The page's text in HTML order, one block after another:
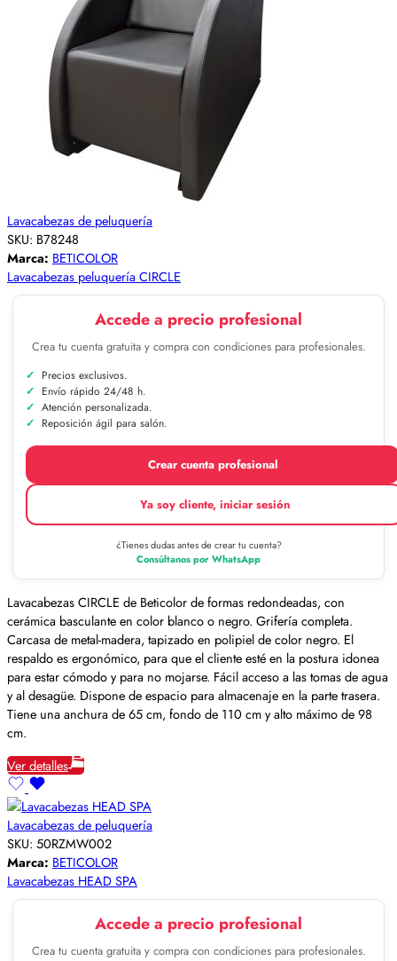
Lavacabezas de peluquería
SKU: B78248
Marca: BETICOLOR
Lavacabezas peluquería CIRCLE
Accede a precio profesional
Crea tu cuenta gratuita y compra con condiciones para profesionales.
Precios exclusivos.
Envío rápido 24/48 h.
Atención personalizada.
Reposición ágil para salón.
Crear cuenta profesional
Ya soy cliente, iniciar sesión
¿Tienes dudas antes de crear tu cuenta?
Consúltanos por WhatsApp
Lavacabezas CIRCLE de Beticolor de formas redondeadas, con
cerámica basculante en color blanco o negro. Grifería completa.
Carcasa de metal-madera, tapizado en polipiel de color negro. El
respaldo es ergonómico, para que el cliente esté en la postura idonea
para estar cómodo y para no mojarse. Fácil acceso a las tomas de agua
y al desagüe. Dispone de espacio para almacenaje en la parte trasera.
Tiene una anchura de 65 cm, fondo de 110 cm y alto máximo de 98
cm.
Ver detalles
Lavacabezas de peluquería
SKU: 50RZMW002
Marca: BETICOLOR
Lavacabezas HEAD SPA
Accede a precio profesional
Crea tu cuenta gratuita y compra con condiciones para profesionales.